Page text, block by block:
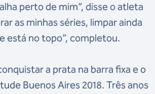
perto de mim”, disse o atleta
as minhas séries, limpar ainda
está no topo”, completou.
a prata na barra fixa e o
Buenos Aires 2018. Três anos